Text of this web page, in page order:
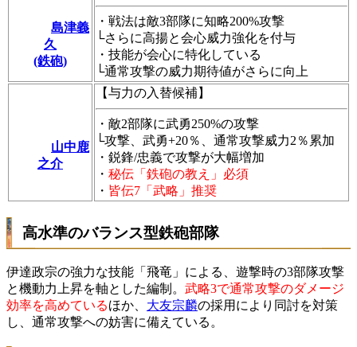
島津義
久
(鉄砲)
・戦法は敵3部隊に知略200%攻撃
└さらに高揚と会心威力強化を付与
・技能が会心に特化している
└通常攻撃の威力期待値がさらに向上
山中鹿
之介
【与力の入替候補】
・敵2部隊に武勇250%の攻撃
└攻撃、武勇+20％、通常攻撃威力2％累加
・鋭鋒/忠義で攻撃が大幅増加
・ 秘伝「鉄砲の教え」必須
・ 皆伝7「武略」推奨
高水準のバランス型鉄砲部隊
伊達政宗の強力な技能「飛竜」による、遊撃時の3部隊攻撃
と機動力上昇を軸とした編制。 武略3で通常攻撃のダメージ
効率を高めているほか、 大友宗麟の採用により同討を対策
し、通常攻撃への妨害に備えている。